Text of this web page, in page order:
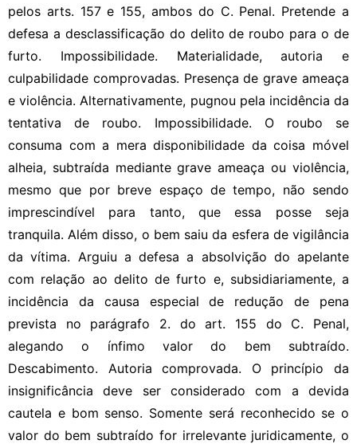
pelos arts. 157 e 155, ambos do C. Penal. Pretende a
defesa a desclassificação do delito de roubo para o de
furto. Impossibilidade. Materialidade, autoria e
culpabilidade comprovadas. Presença de grave ameaça
e violência. Alternativamente, pugnou pela incidência da
tentativa de roubo. Impossibilidade. O roubo se
consuma com a mera disponibilidade da coisa móvel
alheia, subtraída mediante grave ameaça ou violência,
mesmo que por breve espaço de tempo, não sendo
imprescindível para tanto, que essa posse seja
tranquila. Além disso, o bem saiu da esfera de vigilância
da vítima. Arguiu a defesa a absolvição do apelante
com relação ao delito de furto e, subsidiariamente, a
incidência da causa especial de redução de pena
prevista no parágrafo 2. do art. 155 do C. Penal,
alegando o ínfimo valor do bem subtraído.
Descabimento. Autoria comprovada. O princípio da
insignificância deve ser considerado com a devida
cautela e bom senso. Somente será reconhecido se o
valor do bem subtraído for irrelevante juridicamente, o